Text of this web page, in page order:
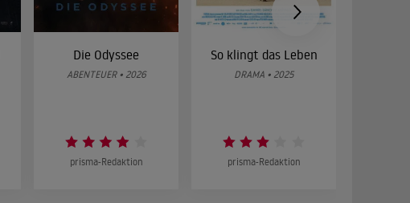
Die Odyssee
ABENTEUER • 2026
prisma-Redaktion
So klingt das Leben
DRAMA • 2025
prisma-Redaktion